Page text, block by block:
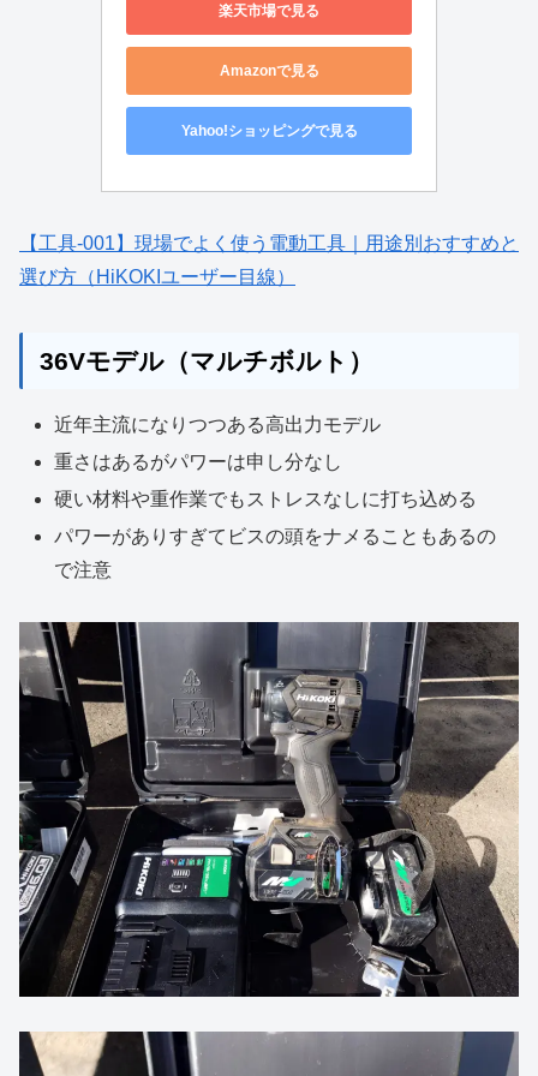
楽天市場で見る
Amazonで見る
Yahoo!ショッピングで見る
【工具-001】現場でよく使う電動工具｜用途別おすすめと
選び方（HiKOKIユーザー目線）
36Vモデル（マルチボルト）
近年主流になりつつある高出力モデル
重さはあるがパワーは申し分なし
硬い材料や重作業でもストレスなしに打ち込める
パワーがありすぎてビスの頭をナメることもあるの
で注意